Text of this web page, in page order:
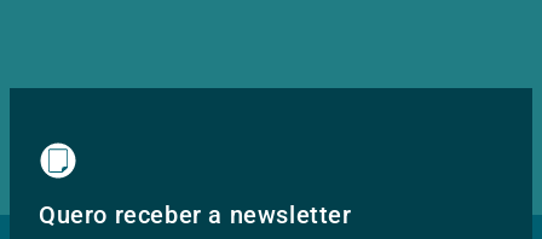
Quero receber a newsletter